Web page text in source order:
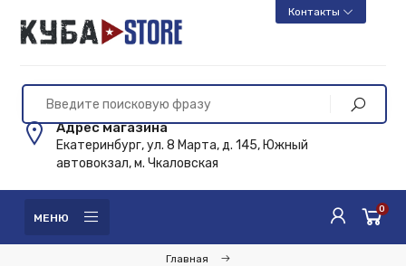
Контакты
Адрес магазина
Екатеринбург, ул. 8 Марта, д. 145, Южный
автовокзал, м. Чкаловская
МЕНЮ
0
Главная